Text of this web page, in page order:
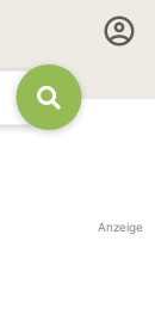
Anzeige